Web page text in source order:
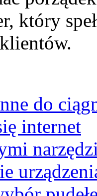
który
do
internet